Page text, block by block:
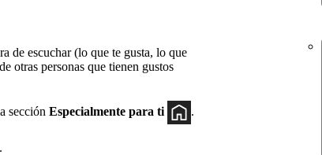
de escuchar (lo que te gusta, lo que
otras personas que tienen gustos
sección Especialmente para ti